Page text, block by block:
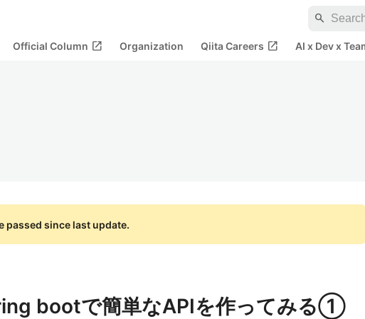
search
Official Column open_in_new Organization Qiita Careers open_in_new AI x Dev x
passed since last update.
bootで簡単なAPIを作ってみる①